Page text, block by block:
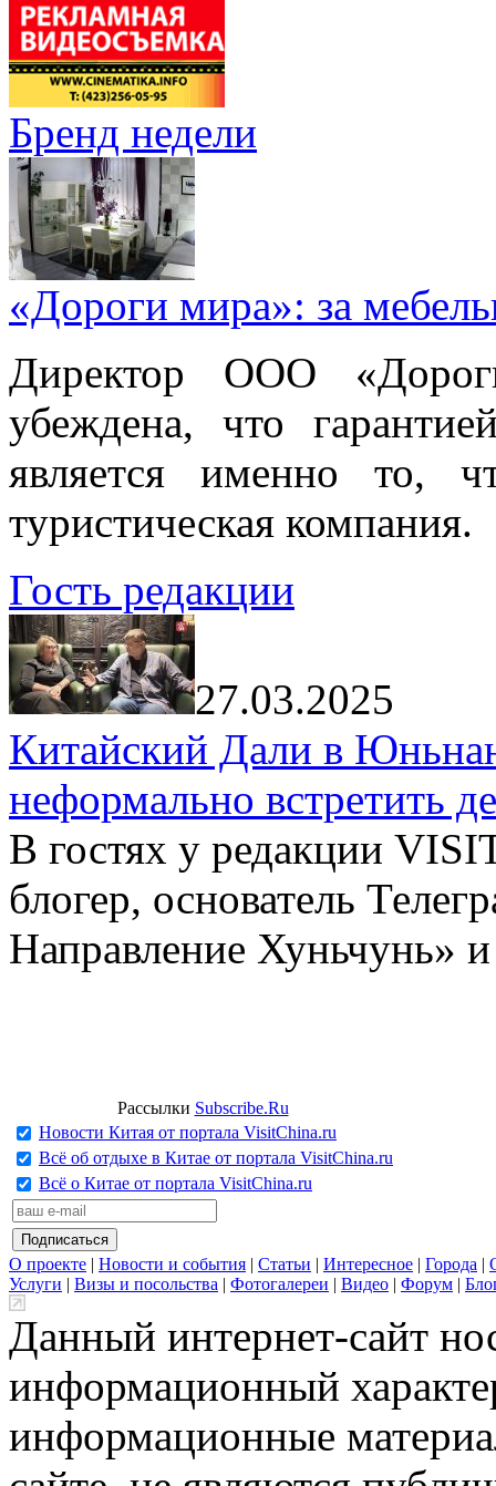
Бренд недели
«Дороги мира»: за
Директор ООО
убеждена, что
является именно то,
туристическая компания.
Гость редакции
27.03.2025
Китайский Дали в
неформально встретить
В гостях у редакции
блогер, основатель
Направление Хуньчунь»
Рассылки Subscribe.Ru
Новости Китая от портала VisitChina.ru
Всё об отдыхе в Китае от портала VisitChina.ru
Всё о Китае от портала VisitChina.ru
О проекте | Новости и события | Статьи | Интересное | Города |
Услуги | Визы и посольства | Фотогалереи | Видео | Форум |
Данный интернет-сайт
информационный
информационные